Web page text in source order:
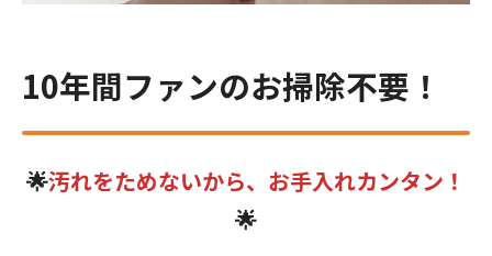
10年間ファンのお掃除不要！
🌟汚れをためないから、お手入れカンタン！
🌟